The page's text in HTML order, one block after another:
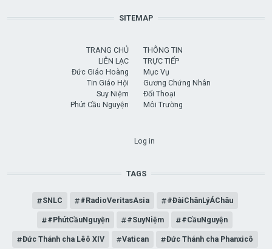
SITEMAP
TRANG CHỦ
LIÊN LẠC
Đức Giáo Hoàng
Tin Giáo Hội
Suy Niệm
Phút Cầu Nguyện
THÔNG TIN
TRỰC TIẾP
Mục Vụ
Gương Chứng Nhân
Đối Thoại
Môi Trường
Log in
TAGS
SNLC #RadioVeritasAsia #ĐàiChânLýÁChâu
#PhútCầuNguyện #SuyNiệm #CầuNguyện
Đức Thánh cha Lêô XIV Vatican Đức Thánh cha Phanxicô